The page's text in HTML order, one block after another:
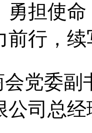
勇担使
前行，
党委副
公司总